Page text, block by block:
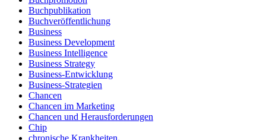
Buchpublikation
Buchveröffentlichung
Business
Business Development
Business Intelligence
Business Strategy
Business-Entwicklung
Business-Strategien
Chancen
Chancen im Marketing
Chancen und Herausforderungen
Chip